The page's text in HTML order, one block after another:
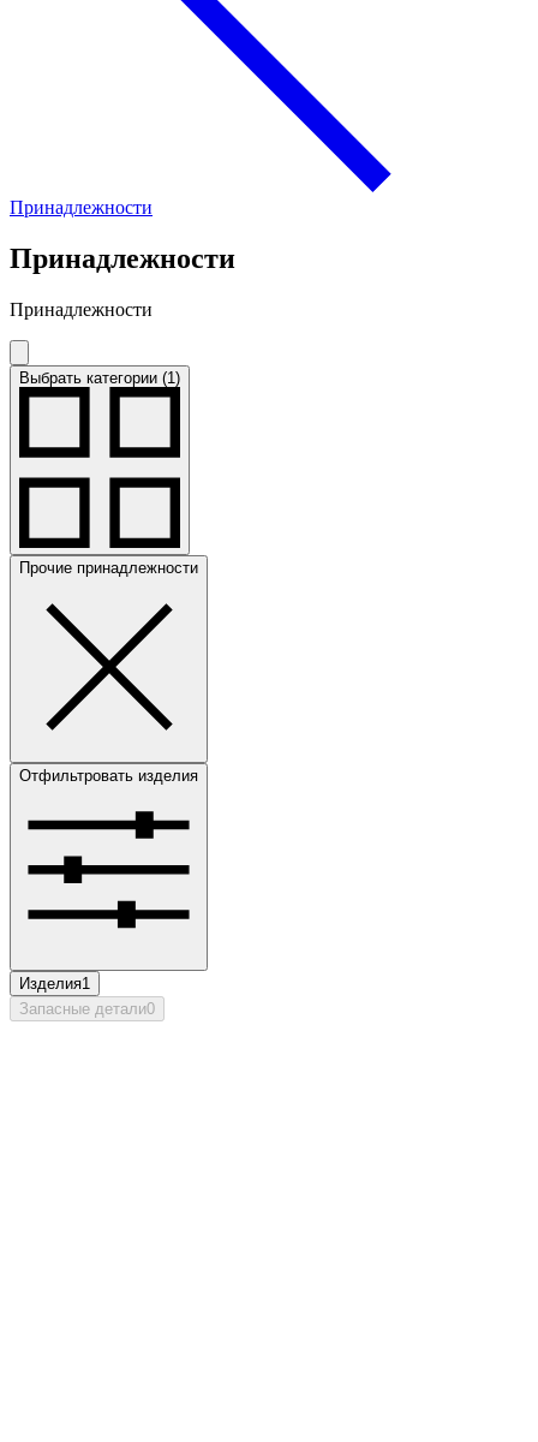
Принадлежности
Принадлежности
Принадлежности
Выбрать категории (1)
Прочие принадлежности
Отфильтровать изделия
Изделия1
Запасные детали0